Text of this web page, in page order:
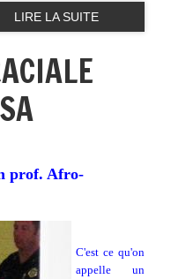
LIRE LA SUITE
prof. Afro-
C'est ce qu'on
appelle un